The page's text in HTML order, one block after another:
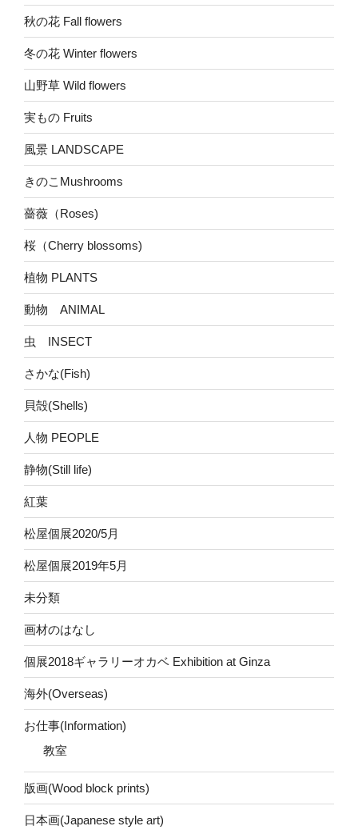
秋の花 Fall flowers
冬の花 Winter flowers
山野草 Wild flowers
実もの Fruits
風景 LANDSCAPE
きのこMushrooms
薔薇（Roses)
桜（Cherry blossoms)
植物 PLANTS
動物 ANIMAL
虫 INSECT
さかな(Fish)
貝殻(Shells)
人物 PEOPLE
静物(Still life)
紅葉
松屋個展2020/5月
松屋個展2019年5月
未分類
画材のはなし
個展2018ギャラリーオカベ Exhibition at Ginza
海外(Overseas)
お仕事(Information)
教室
版画(Wood block prints)
日本画(Japanese style art)